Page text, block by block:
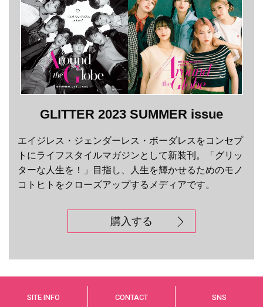
GLITTER 2023 SUMMER issue
エイジレス・ジェンダーレス・ボーダレスをコンセプ
トにライフスタイルマガジンとして新装刊。「グリッ
ターな人生を！」目指し、人生を輝かせるためのモノ
コトヒトをクローズアップするメディアです。
購入する
SITE INFO CONTACT SNS